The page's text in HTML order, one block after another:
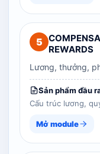
5
REWARDS
Lương, thưởng,
Sản phẩm đầu
Cấu trúc lương,
Mở module